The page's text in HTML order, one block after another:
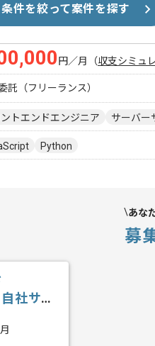
条件を絞って案件を探す
円／月 （収支シミュ
託（フリーランス）
トエンドエンジニア サーバー
Python
あな
募
社サー